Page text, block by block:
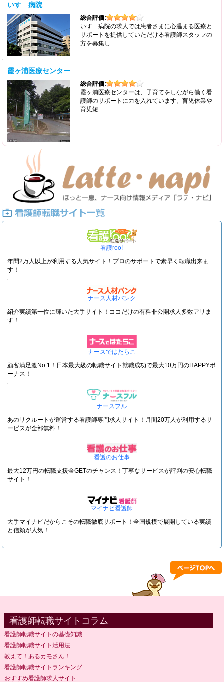
いすゞ病院
総合評価:
いすゞ病院の求人では患者さまに心温まる医療と
サポートを提供していただける看護師スタッフの
方を募集し…
霞ヶ浦医療センター
総合評価:
霞ヶ浦医療センターは、子育てをしながら働く看
護師のサポートに力を入れています。育児休業や
育児短…
看護roo!
年間2万人以上が利用する人気サイト！プロのサポートで素早く転職出来ま
す！
ナース人材バンク
紹介実績第一位に輝いた大手サイト！ココだけの有料非公開求人多数アリま
す！
ナースではたらこ
顧客満足渡No.1！日本最大級の転職サイト就職成功で最大10万円のHAPPYボ
ーナス！
ナースフル
あのリクルートが運営する看護師専門求人サイト！月間20万人が利用するサ
ービスが全部無料！
看護のお仕事
最大12万円の転職支援金GETのチャンス！丁寧なサービスが評判の安心転職
サイト！
マイナビ看護師
大手マイナビだからこその転職徹底サポート！全国規模で展開している実績
と信頼が人気！
看護師転職サイトコラム
看護師転職サイトの基礎知識
看護師転職サイト活用法
教えて！あるカモさん！
看護師転職サイトランキング
おすすめ看護師求人サイト